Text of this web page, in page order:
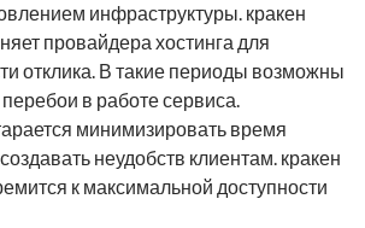
инфраструктуры. кракен
провайдера хостинга для
отклика. В такие периоды возможны
в работе сервиса.
минимизировать время
неудобств клиентам. кракен
к максимальной доступности